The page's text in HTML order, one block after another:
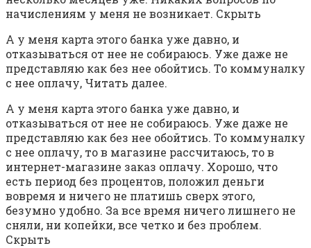
начислениям у меня не возникает. Скрыть
А у меня карта этого банка уже давно, и
отказываться от нее не собираюсь. Уже даже не
представляю как без нее обойтись. То коммуналку
с нее оплачу, Читать далее.
А у меня карта этого банка уже давно, и
отказываться от нее не собираюсь. Уже даже не
представляю как без нее обойтись. То коммуналку
с нее оплачу, то в магазине рассчитаюсь, то в
интернет-магазине заказ оплачу. Хорошо, что
есть период без процентов, положил деньги
вовремя и ничего не платишь сверх этого,
безумно удобно. За все время ничего лишнего не
сняли, ни копейки, все четко и без проблем.
Скрыть